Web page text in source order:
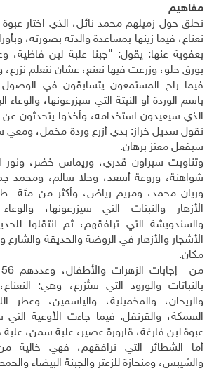
مفاهيم
تحلق حول زميلهم محمد نائل، الذي اختار عبوة
نعناع، فيما زينها بمساعدة والدته بصورته،
بعفوية عنها: يقول: "جبنا علبة لبن فاظية،
بورق حلو، وزرعت فيها نعنع، عشان نتعلم نزرع،
فيما راح المستمعون يتسابقون في الوصول
باسم الوردة أو النبتة التي سيزرعونها، والوعاء
الذي سيعيدون استخدامه، وأخذوا يتحدثون عن
تقول سديل خراز: بدي أزرع وردة مخمل، ومعي
سيفعل معتز برهان.
وتناوبت سيراون قدري، وريماس خضر، ونور
شواهنة، وروعة أسعد، وحلا سالم، ومحمد
وريان محمد، ومريم رياض، وأكثر من مئة
الأزهار والنبتات التي سيزرعونها،
والسندويشة التي ترافقهم، ثم انتقلوا
الأشجار والأزهار في الروضة والحديقة والشارع
مكان.
بالنباتات والورود التي ستُزرع، وهي: النعناع،
والريحان، والمخميلية، والياسمين، وعطر
السمكة، والقرنفل. فيما جاءت الأوعية
عبوة لبن فارغة، قارورة عصير، علبة سمن،
أما الشطائر التي ترافقهم، فهي خالية من
والشيبس، ومنحازة للزعتر والجبنة البيضاء